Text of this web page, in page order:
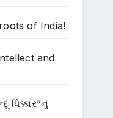
of India!
and
ધિક્કાર”નું